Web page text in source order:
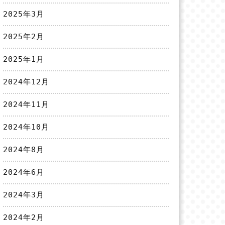
2025年3月
2025年2月
2025年1月
2024年12月
2024年11月
2024年10月
2024年8月
2024年6月
2024年3月
2024年2月